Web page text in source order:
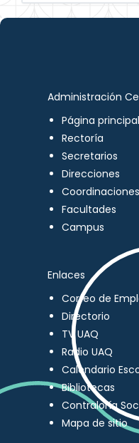
Administración
Página principal
Rectoría
Secretarios
Direcciones
Coordinaciones
Facultades
Campus
Enlaces
Correo de
Directorio
TV UAQ
Radio UAQ
Calendario
Bibliotecas
Contraloría
Mapa de sitio